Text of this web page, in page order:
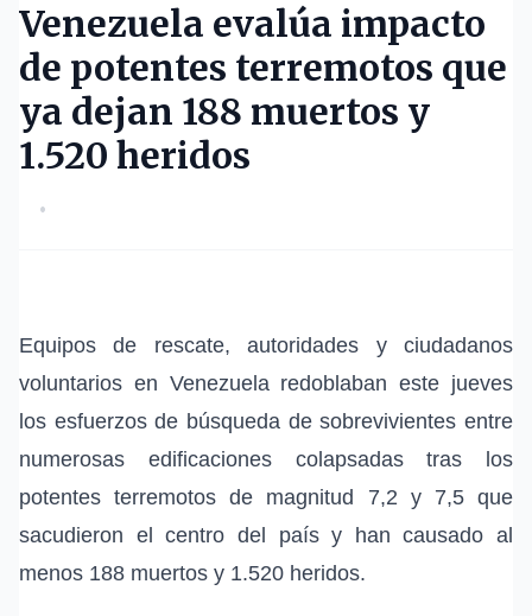
Venezuela evalúa impacto
de potentes terremotos que
ya dejan 188 muertos y
1.520 heridos
•
Equipos de rescate, autoridades y ciudadanos
voluntarios en Venezuela redoblaban este jueves
los esfuerzos de búsqueda de sobrevivientes entre
numerosas edificaciones colapsadas tras los
potentes terremotos de magnitud 7,2 y 7,5 que
sacudieron el centro del país y han causado al
menos 188 muertos y 1.520 heridos.